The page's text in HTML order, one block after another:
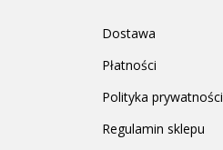
Dostawa
Płatności
Polityka prywatności
Regulamin sklepu